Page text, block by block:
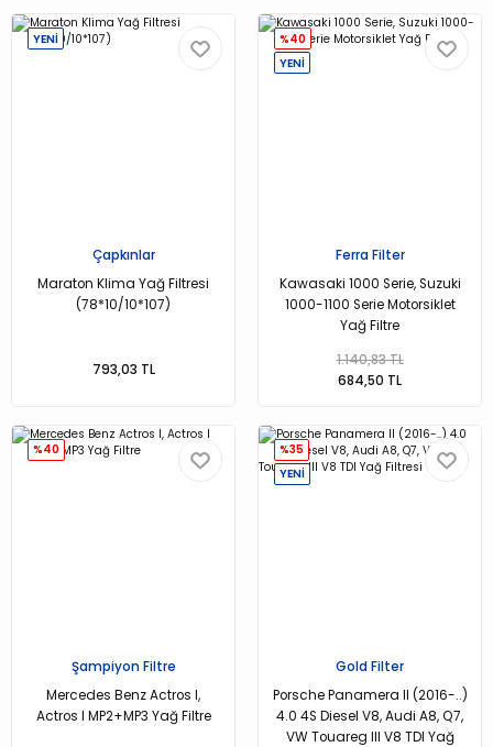
YENİ
Çapkınlar
Maraton Klima Yağ Filtresi
(78*10/10*107)
793,03 TL
%40
YENİ
Ferra Filter
Kawasaki 1000 Serie, Suzuki
1000-1100 Serie Motorsiklet
Yağ Filtre
1.140,83 TL
684,50 TL
%40
Şampiyon Filtre
Mercedes Benz Actros I,
Actros I MP2+MP3 Yağ Filtre
%35
YENİ
Gold Filter
Porsche Panamera II (2016-..)
4.0 4S Diesel V8, Audi A8, Q7,
VW Touareg III V8 TDI Yağ